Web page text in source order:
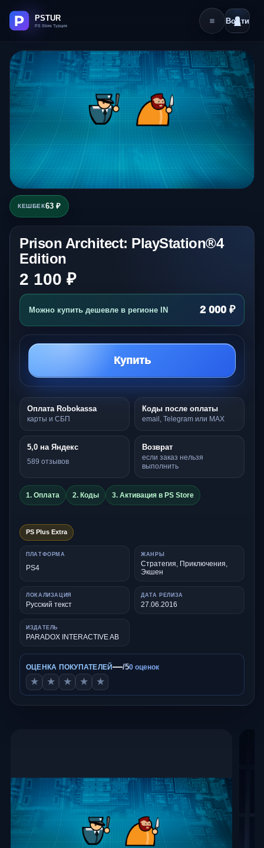
Войти
КЕШБЕК63 ₽
Prison Architect: PlayStation®4
Edition
2 100 ₽
Можно купить дешевле в регионе IN 2 000 ₽
Купить
Оплата Robokassa
карты и СБП
Коды после оплаты
email, Telegram или MAX
5,0 на Яндекс
589 отзывов
Возврат
если заказ нельзя
выполнить
1. Оплата 2. Коды 3. Активация в PS Store
PS Plus Extra
ПЛАТФОРМА
PS4
ЖАНРЫ
Стратегия, Приключения,
Экшен
ЛОКАЛИЗАЦИЯ
Русский текст
ДАТА РЕЛИЗА
27.06.2016
ИЗДАТЕЛЬ
PARADOX INTERACTIVE AB
ОЦЕНКА ПОКУПАТЕЛЕЙ—/50 оценок
★ ★ ★ ★ ★